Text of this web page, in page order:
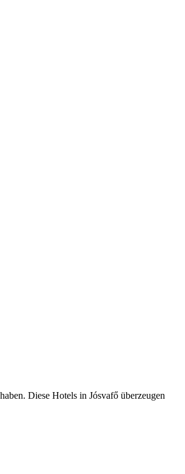
Diese Hotels in Jósvafő überzeugen